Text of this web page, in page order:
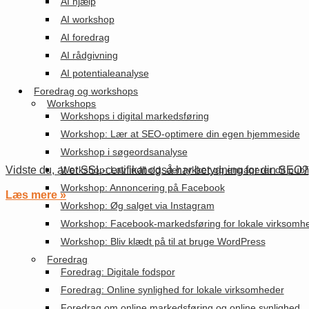
AI workshop
AI foredrag
AI rådgivning
AI potentialeanalyse
Foredrag og workshops
Workshops
Workshops i digital markedsføring
Workshop: Lær at SEO-optimere din egen hjemmeside
Workshop i søgeordsanalyse
Workshop: Lav indhold, der rykker og engagerer dit
Workshop: Annoncering på Facebook
Workshop: Øg salget via Instagram
Workshop: Facebook-markedsføring for lokale
Workshop: Bliv klædt på til at bruge WordPress
Foredrag
Foredrag: Digitale fodspor
Foredrag: Online synlighed for lokale virksomheder
Vidste du, at et SSL-certifikat også har betydning for din SEO?
Læs mere »